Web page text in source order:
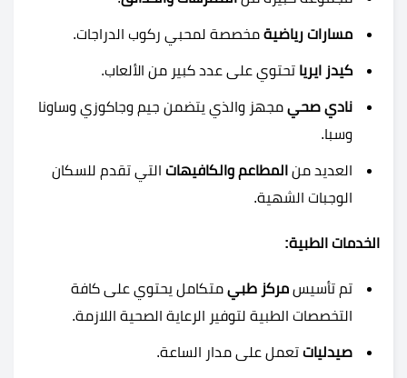
مسارات رياضية مخصصة لمحبي ركوب الدراجات.
كيدز ايريا تحتوي على عدد كبير من الألعاب.
نادي صحي مجهز والذي يتضمن جيم وجاكوزي وساونا
وسبا.
العديد من المطاعم والكافيهات التي تقدم للسكان
الوجبات الشهية.
الخدمات الطبية:
تم تأسيس مركز طبي متكامل يحتوي على كافة
التخصصات الطبية لتوفير الرعاية الصحية اللازمة.
صيدليات تعمل على مدار الساعة.